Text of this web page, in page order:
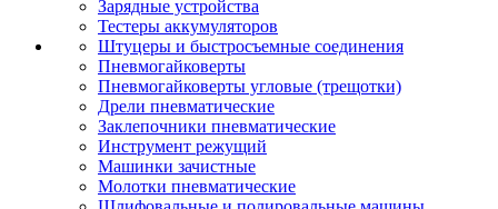
Зарядные устройства
Тестеры аккумуляторов
Штуцеры и быстросъемные соединения
Пневмогайковерты
Пневмогайковерты угловые (трещотки)
Дрели пневматические
Заклепочники пневматические
Инструмент режущий
Машинки зачистные
Молотки пневматические